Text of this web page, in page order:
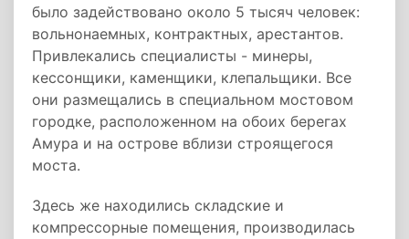
было задействовано около 5 тысяч человек:
вольнонаемных, контрактных, арестантов.
Привлекались специалисты - минеры,
кессонщики, каменщики, клепальщики. Все
они размещались в специальном мостовом
городке, расположенном на обоих берегах
Амура и на острове вблизи строящегося
моста.
Здесь же находились складские и
компрессорные помещения, производилась